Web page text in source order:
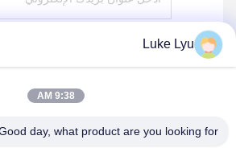
ارسل
Luke Lyu
9:38 AM
day, what product are you looking for?